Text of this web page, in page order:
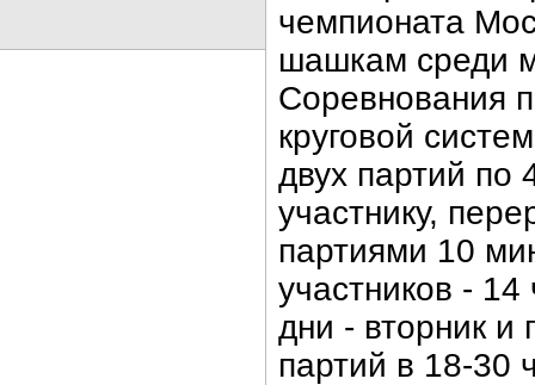
чемпионата
шашкам среди
Соревнования
круговой
двух партий по
участнику,
партиями 10
участников -
дни - вторник и
партий в 18-30